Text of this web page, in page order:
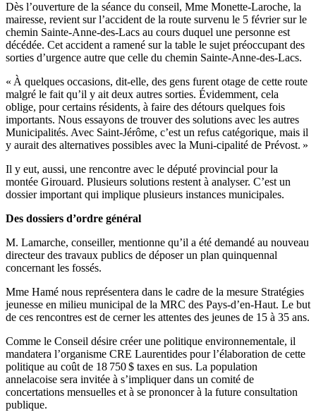
Dès l’ouverture de la séance du conseil, Mme Monette-Laroche, la
mairesse, revient sur l’accident de la route survenu le 5 février sur le
chemin Sainte-Anne-des-Lacs au cours duquel une personne est
décédée. Cet accident a ramené sur la table le sujet préoccupant des
sorties d’urgence autre que celle du chemin Sainte-Anne-des-Lacs.
« À quelques occasions, dit-elle, des gens furent otage de cette route
malgré le fait qu’il y ait deux autres sorties. Évidemment, cela
oblige, pour certains résidents, à faire des détours quelques fois
importants. Nous essayons de trouver des solutions avec les autres
Municipalités. Avec Saint-Jérôme, c’est un refus catégorique, mais il
y aurait des alternatives possibles avec la Muni-cipalité de Prévost. »
Il y eut, aussi, une rencontre avec le député provincial pour la
montée Girouard. Plusieurs solutions restent à analyser. C’est un
dossier important qui implique plusieurs instances municipales.
Des dossiers d’ordre général
M. Lamarche, conseiller, mentionne qu’il a été demandé au nouveau
directeur des travaux publics de déposer un plan quinquennal
concernant les fossés.
Mme Hamé nous représentera dans le cadre de la mesure Stratégies
jeunesse en milieu municipal de la MRC des Pays-d’en-Haut. Le but
de ces rencontres est de cerner les attentes des jeunes de 15 à 35 ans.
Comme le Conseil désire créer une politique environnementale, il
mandatera l’organisme CRE Laurentides pour l’élaboration de cette
politique au coût de 18 750 $ taxes en sus. La population
annelacoise sera invitée à s’impliquer dans un comité de
concertations mensuelles et à se prononcer à la future consultation
publique.